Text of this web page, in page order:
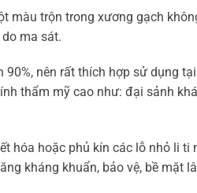
màu trộn trong xương gạch
ma sát.
nên rất thích hợp sử dụng
thẩm mỹ cao như: đại sảnh
hóa hoặc phủ kín các lỗ nhỏ li ti
kháng khuẩn, bảo vệ, bề mặt